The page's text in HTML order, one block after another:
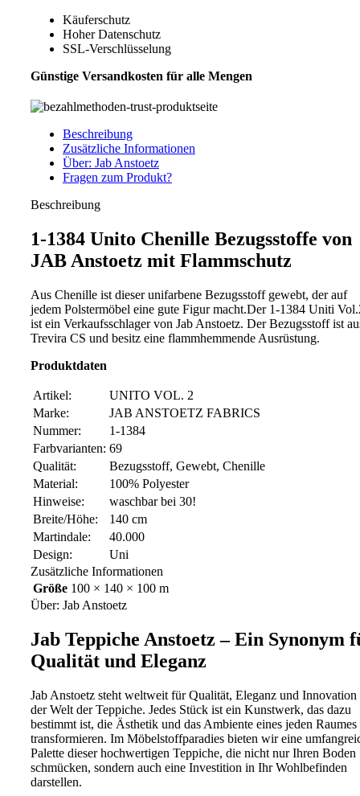
Käuferschutz
Hoher Datenschutz
SSL-Verschlüsselung
Günstige Versandkosten für alle Mengen
Beschreibung
Zusätzliche Informationen
Über: Jab Anstoetz
Fragen zum Produkt?
Beschreibung
1-1384 Unito Chenille Bezugsstoffe von
JAB Anstoetz mit Flammschutz
Aus Chenille ist dieser unifarbene Bezugsstoff gewebt, der auf
jedem Polstermöbel eine gute Figur macht.Der 1-1384 Uniti
ist ein Verkaufsschlager von Jab Anstoetz. Der Bezugsstoff ist
Trevira CS und besitz eine flammhemmende Ausrüstung.
Produktdaten
Artikel:
UNITO VOL. 2
Marke:
JAB ANSTOETZ FABRICS
Nummer:
1-1384
Farbvarianten: 69
Qualität:
Bezugsstoff, Gewebt, Chenille
Material:
100% Polyester
Hinweise:
waschbar bei 30!
Breite/Höhe:
140 cm
Martindale:
40.000
Design:
Uni
Zusätzliche Informationen
Größe 100 × 140 × 100 m
Über: Jab Anstoetz
Jab Teppiche Anstoetz – Ein Synonym
Qualität und Eleganz
Jab Anstoetz steht weltweit für Qualität, Eleganz und Innovation
der Welt der Teppiche. Jedes Stück ist ein Kunstwerk, das dazu
bestimmt ist, die Ästhetik und das Ambiente eines jeden Raumes
transformieren. Im Möbelstoffparadies bieten wir eine
Palette dieser hochwertigen Teppiche, die nicht nur Ihren Boden
schmücken, sondern auch eine Investition in Ihr Wohlbefinden
darstellen.